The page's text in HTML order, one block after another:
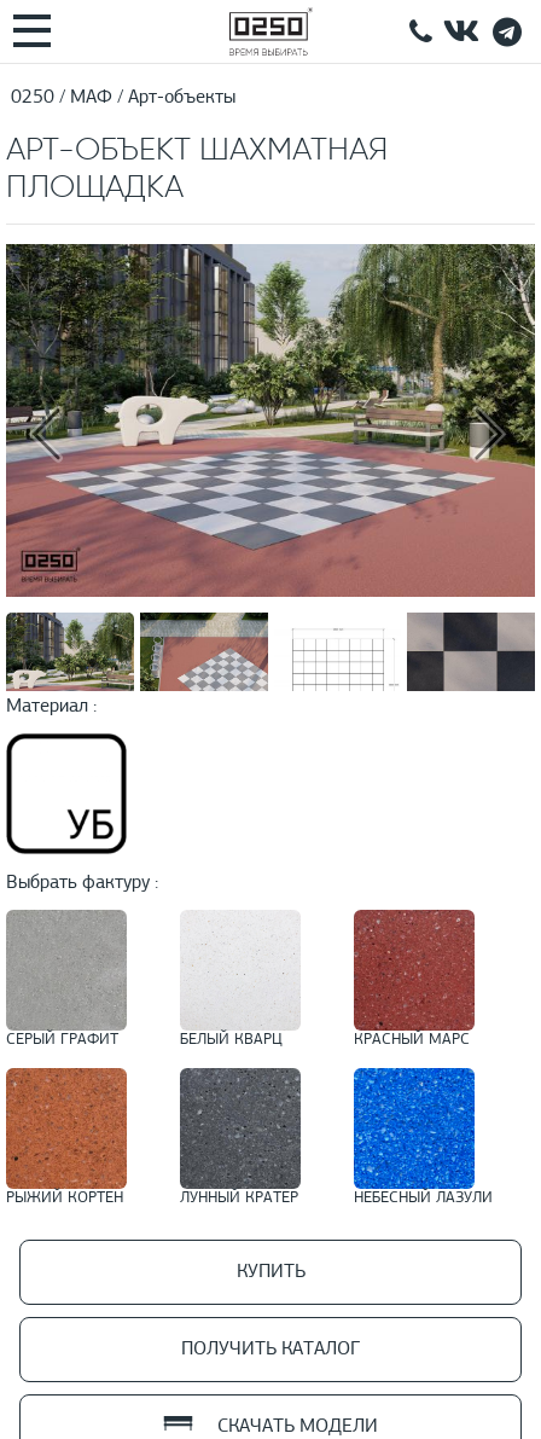
0250 МАФ Арт-объекты
АРТ-ОБЪЕКТ ШАХМАТНАЯ
ПЛОЩАДКА
Материал :
Выбрать фактуру :
СЕРЫЙ ГРАФИТ БЕЛЫЙ КВАРЦ КРАСНЫЙ МАРС
РЫЖИЙ КОРТЕН ЛУННЫЙ КРАТЕР НЕБЕСНЫЙ ЛАЗУЛИ
КУПИТЬ
ПОЛУЧИТЬ КАТАЛОГ
СКАЧАТЬ МОДЕЛИ